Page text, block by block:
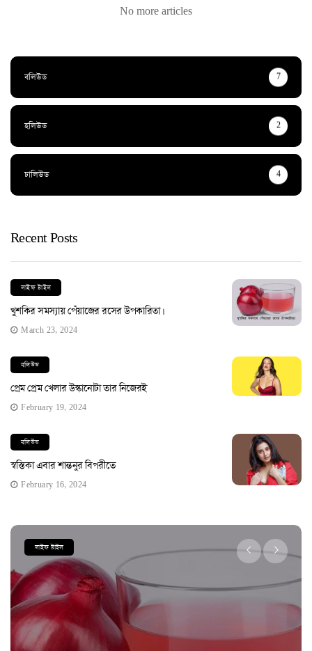
No more articles
বলিউড 7
হলিউড 2
ঢালিউড 4
Recent Posts
লাইফ ষ্টাইল
খুশকির সমস্যায় পেঁয়াজের রসের উপকারিতা।
March 23, 2024
বলিউড
প্রেম প্রেম খেলার উস্কানোটা তার নিজেরই
February 19, 2024
বলিউড
স্বস্তিকা এবার শান্তনুর বিপরীতে
February 16, 2024
লাইফ ষ্টাইল